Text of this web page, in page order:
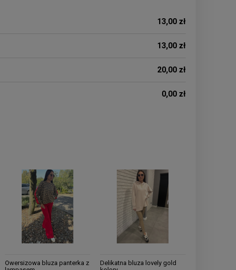
13,00 zł
13,00 zł
20,00 zł
0,00 zł
Owersizowa bluza panterka z
Delikatna bluza lovely gold